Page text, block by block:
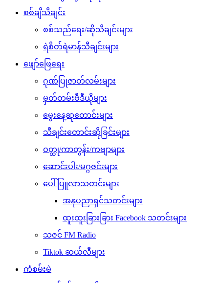
စစ်ချီသီချင်း
စစ်သည်ရေး/ဆိုသီချင်းများ
ရဲစိတ်ရဲမာန်သီချင်းများ
ဖျော်ဖြေရေး
ဂုဏ်ပြုဇာတ်လမ်းများ
မှတ်တမ်းဗီဒီယိုများ
မွေးနေ့ဆုတောင်းများ
သီချင်းတောင်းဆိုခြင်းများ
ဝတ္ထု/ကာတွန်း/ကဗျာများ
ဆောင်းပါး/မဂ္ဂဇင်းများ
ပေါ်ပြူလာသတင်းများ
အနုပညာရှင်သတင်းများ
ထူးထူးခြားခြား Facebook သတင်းများ
သဇင် FM Radio
Tiktok ဆယ်လီများ
ကံစမ်းမဲ